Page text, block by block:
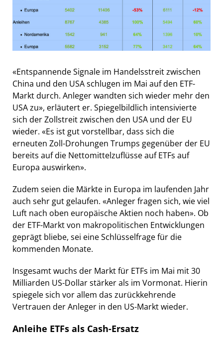
«Entspannende Signale im Handelsstreit zwischen
China und den USA schlugen im Mai auf den ETF-
Markt durch. Anleger wandten sich wieder mehr den
USA zu», erläutert er. Spiegelbildlich intensivierte
sich der Zollstreit zwischen den USA und der EU
wieder. «Es ist gut vorstellbar, dass sich die
erneuten Zoll-Drohungen Trumps gegenüber der EU
bereits auf die Nettomittelzuflüsse auf ETFs auf
Europa auswirken».
Zudem seien die Märkte in Europa im laufenden Jahr
auch sehr gut gelaufen. «Anleger fragen sich, wie viel
Luft nach oben europäische Aktien noch haben». Ob
der ETF-Markt von makropolitischen Entwicklungen
geprägt bliebe, sei eine Schlüsselfrage für die
kommenden Monate.
Insgesamt wuchs der Markt für ETFs im Mai mit 30
Milliarden US-Dollar stärker als im Vormonat. Hierin
spiegele sich vor allem das zurückkehrende
Vertrauen der Anleger in den US-Markt wieder.
Anleihe ETFs als Cash-Ersatz